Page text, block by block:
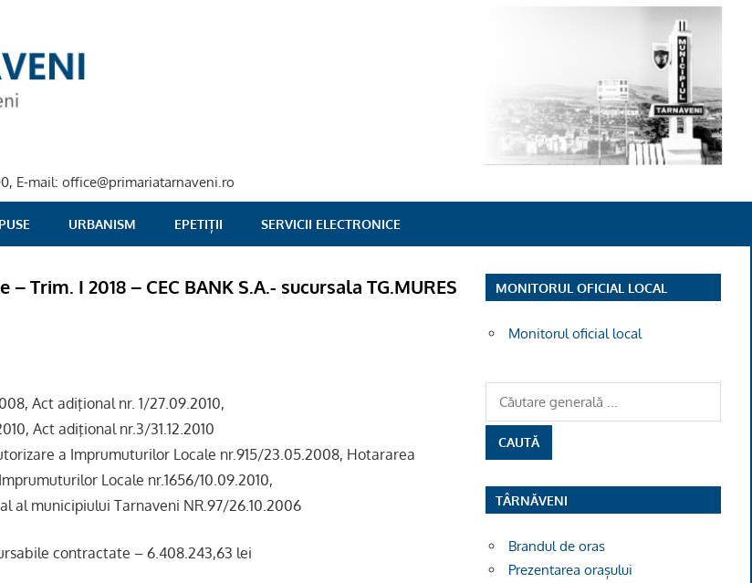
E-mail: office@primariatarnaveni.ro
URBANISM EPETIȚII SERVICII ELECTRONICE
Trim. I 2018 – CEC BANK S.A.- sucursala TG.MURES
Act adiţional nr. 1/27.09.2010,
Act adiţional nr.3/31.12.2010
a Imprumuturilor Locale nr.915/23.05.2008, Hotararea
Locale nr.1656/10.09.2010,
al municipiului Tarnaveni NR.97/26.10.2006
contractate – 6.408.243,63 lei
MONITORUL OFICIAL LOCAL
Monitorul oficial local
TÂRNĂVENI
Brandul de oras
Prezentarea orașului